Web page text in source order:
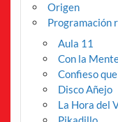
Origen
Programación
Aula 11
Con la
Confieso
Disco Añejo
La Hora del